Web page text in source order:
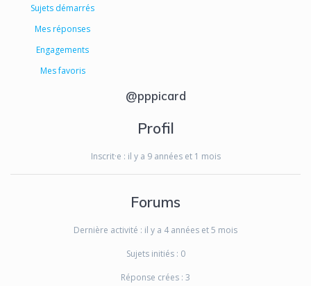
Sujets démarrés
Mes réponses
Engagements
Mes favoris
@pppicard
Profil
Inscrit·e : il y a 9 années et 1 mois
Forums
Dernière activité : il y a 4 années et 5 mois
Sujets initiés : 0
Réponse crées : 3